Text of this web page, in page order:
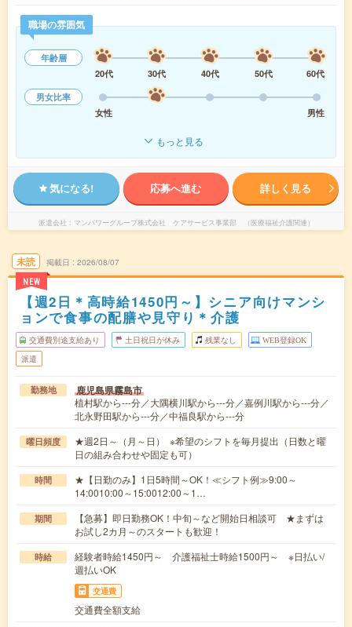
職場の雰囲気
年齢層
20代
30代 40代 50代
60代
男女比率
女性
男性
もっと見る
気になる! 応募へ進む 詳しく見る
派遣会社 マンパワーグループ株式会社 ケアサービス事業部 （医療福祉介護関連）
未読
NEW
掲載日 2026/08/07
【週2日＊高時給1450円～】シニア向けマンシ
ョンで食事の配膳や見守り＊介護
交通費別途支給あり 土日祝日が休み 残業なし WEB登録OK
派遣
勤務地 鹿児島県霧島市
植村駅から---分／大隅横川駅から---分／嘉例川駅から---分／
北永野田駅から---分／中福良駅から---分
曜日頻度
★週2日～（月～日） ※希望のシフトを毎月提出（日数と曜
日の組み合わせや固定も可）
時間
★【日勤のみ】1日5時間～OK！≪シフト例≫9:00～
14:0010:00～15:0012:00～1…
期間
【急募】即日勤務OK！中旬～など開始日相談可 ★まずは
お試し2カ月～のスタートも歓迎！
時給
経験者時給1450円～ 介護福祉士時給1500円～ ※日払い/
週払いOK
交通費
交通費全額支給